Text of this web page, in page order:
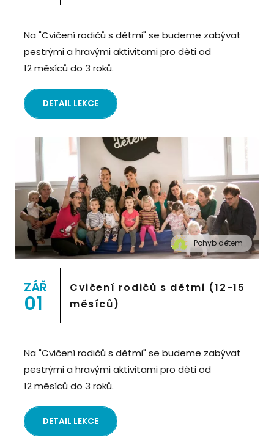
Na "Cvičení rodičů s dětmi" se budeme zabývat
pestrými a hravými aktivitami pro děti od
12 měsíců do 3 roků.
DETAIL LEKCE
" alt="Cvičení pro děti "Pohyb dětem", Praha 2,
Prostor 8">
Pohyb dětem
ZÁŘ
01
Cvičení rodičů s dětmi (12-15
měsíců)
Na "Cvičení rodičů s dětmi" se budeme zabývat
pestrými a hravými aktivitami pro děti od
12 měsíců do 3 roků.
DETAIL LEKCE